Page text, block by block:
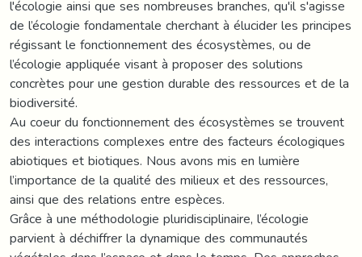
l'écologie ainsi que ses nombreuses branches, qu'il s'agisse
de l’écologie fondamentale cherchant à élucider les principes
régissant le fonctionnement des écosystèmes, ou de
l’écologie appliquée visant à proposer des solutions
concrètes pour une gestion durable des ressources et de la
biodiversité.
Au coeur du fonctionnement des écosystèmes se trouvent
des interactions complexes entre des facteurs écologiques
abiotiques et biotiques. Nous avons mis en lumière
l’importance de la qualité des milieux et des ressources,
ainsi que des relations entre espèces.
Grâce à une méthodologie pluridisciplinaire, l’écologie
parvient à déchiffrer la dynamique des communautés